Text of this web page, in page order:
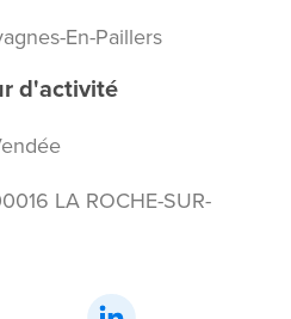
En-Paillers
d'activité
LA ROCHE-SUR-